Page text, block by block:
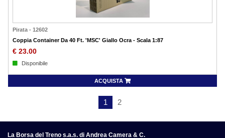
Pirata - 12602
Coppia Container Da 40 Ft. 'MSC' Giallo Ocra - Scala 1:87
€ 23.00
Disponibile
ACQUISTA
1 2
La Borsa del Treno s.a.s. di Andrea Camera & C.